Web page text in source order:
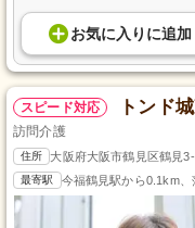
お気に入り に追加
スピード対応 トンド
訪問介護
住所 大阪府大阪市鶴見区鶴見
最寄駅 今福鶴見駅から0.1km